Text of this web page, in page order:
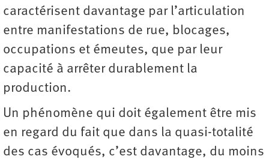
caractérisent davantage par l’articulation
entre manifestations de rue, blocages,
occupations et émeutes, que par leur
capacité à arrêter durablement la
production.
Un phénomène qui doit également être mis
en regard du fait que dans la quasi-totalité
des cas évoqués, c’est davantage, du moins